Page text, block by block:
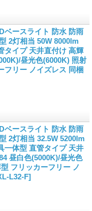
ベースライト 防水 防雨
2灯相当 50W 8000lm
タイプ 天井直付け 高輝
昼光色(6000K) 照射
フリー ノイズレス 同梱
ベースライト 防水 防雨
2灯相当 32.5W 5200lm
一体型 直管タイプ 天井
昼白色(5000K)/昼光色
フリッカーフリー ノ
L32-F]